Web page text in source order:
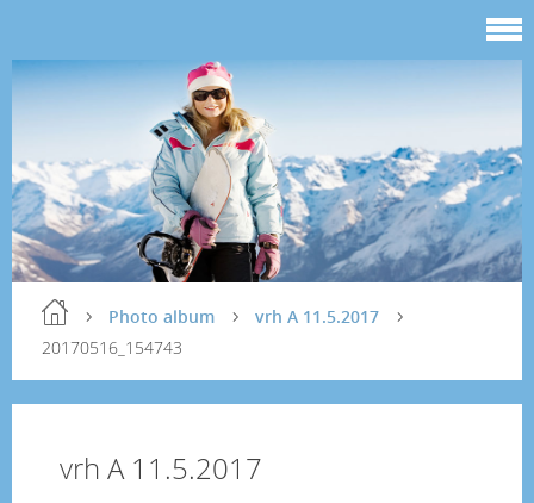
Photo album
vrh A 11.5.2017
20170516_154743
vrh A 11.5.2017